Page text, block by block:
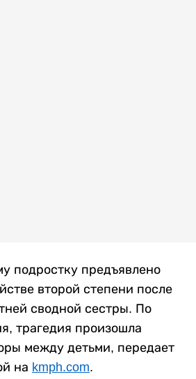
подростку предъявлено
второй степени после
сводной сестры. По
трагедия произошла
между детьми, передает
на kmph.com.